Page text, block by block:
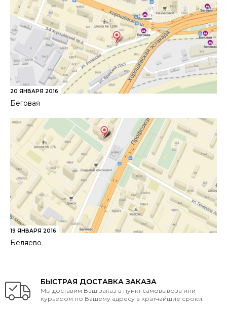
20 ЯНВАРЯ 2016
Беговая
19 ЯНВАРЯ 2016
Беляево
БЫСТРАЯ ДОСТАВКА ЗАКАЗА
Мы доставим Ваш заказ в пункт самовывоза или
курьером по Вашему адресу в кратчайшие сроки.